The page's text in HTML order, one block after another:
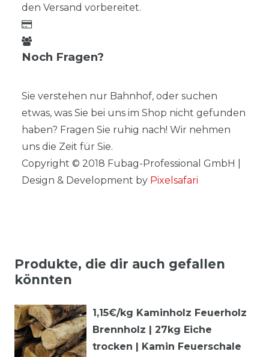
den Versand vorbereitet.
Noch Fragen?
Sie verstehen nur Bahnhof, oder suchen
etwas, was Sie bei uns im Shop nicht gefunden
haben? Fragen Sie ruhig nach! Wir nehmen
uns die Zeit für Sie.
Copyright © 2018 Fubag-Professional GmbH |
Design & Development by Pixelsafari
Produkte, die dir auch gefallen
könnten
1,15€/kg Kaminholz Feuerholz
Brennholz | 27kg Eiche
trocken | Kamin Feuerschale